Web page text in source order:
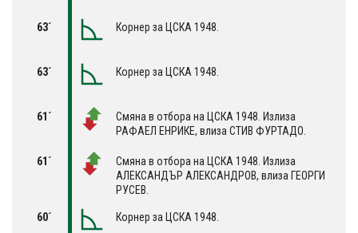
63´ Корнер за ЦСКА 1948.
63´ Корнер за ЦСКА 1948.
61´
Смяна в отбора на ЦСКА 1948. Излиза
РАФАЕЛ ЕНРИКЕ, влиза СТИВ ФУРТАДО.
61´
Смяна в отбора на ЦСКА 1948. Излиза
АЛЕКСАНДЪР АЛЕКСАНДРОВ, влиза ГЕОРГИ
РУСЕВ.
60´ Корнер за ЦСКА 1948.